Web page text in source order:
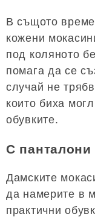
В същото
кожени
под коляното
помага да се
случай не
които биха
обувките.
С панталони
Дамските
да намерите в
практични